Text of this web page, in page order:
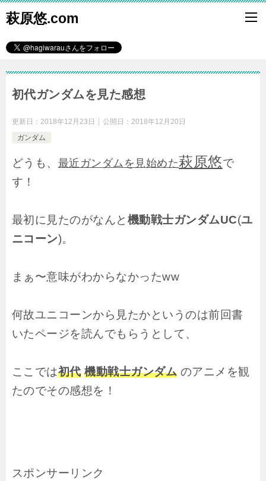
萩原悠.com
初代ガンダムを見た感想
更新日： 2018年12月23日 公開日： 2018年12月20日
ガンダム
どうも、 最近ガンダムを見始めた萩原悠で
す！
最初に見たのがなんと 機動戦士ガンダムUC(ユ
ニコーン)。
まぁ〜意味がわからなかったww
何故ユニコーンから見たかというのは前回書
いたページを読んでもらうとして、
ここでは初代 機動戦士ガンダム のアニメを観
たのでその感想を！
スポンサーリンク